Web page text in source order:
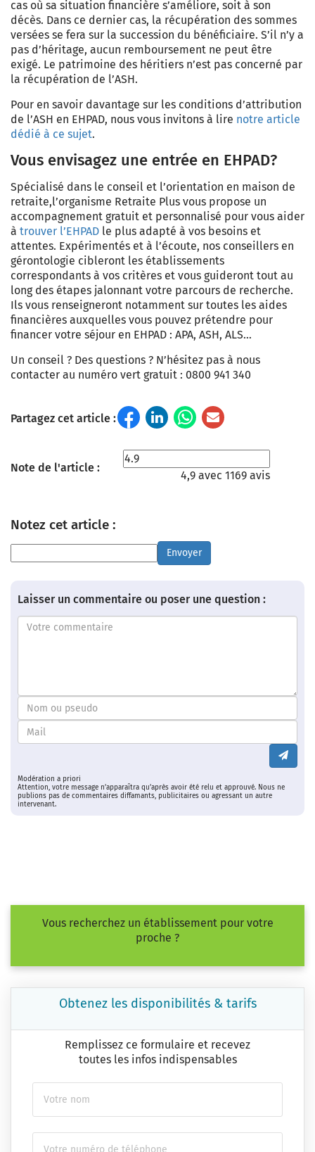
cas où sa situation financière s’améliore, soit à son
décès. Dans ce dernier cas, la récupération des sommes
versées se fera sur la succession du bénéficiaire. S’il n’y a
pas d’héritage, aucun remboursement ne peut être
exigé. Le patrimoine des héritiers n’est pas concerné par
la récupération de l’ASH.
Pour en savoir davantage sur les conditions d’attribution
de l’ASH en EHPAD, nous vous invitons à lire notre article
dédié à ce sujet.
Vous envisagez une entrée en EHPAD?
Spécialisé dans le conseil et l’orientation en maison de
retraite,l’organisme Retraite Plus vous propose un
accompagnement gratuit et personnalisé pour vous aider
à trouver l’EHPAD le plus adapté à vos besoins et
attentes. Expérimentés et à l’écoute, nos conseillers en
gérontologie cibleront les établissements
correspondants à vos critères et vous guideront tout au
long des étapes jalonnant votre parcours de recherche.
Ils vous renseigneront notamment sur toutes les aides
financières auxquelles vous pouvez prétendre pour
financer votre séjour en EHPAD : APA, ASH, ALS…
Un conseil ? Des questions ? N’hésitez pas à nous
contacter au numéro vert gratuit : 0800 941 340
Partagez cet article :
Note de l'article :
4,9 avec 1169 avis
Notez cet article :
Envoyer
Laisser un commentaire ou poser une question :
Modération a priori
Attention, votre message n’apparaîtra qu’après avoir été relu et approuvé. Nous ne
publions pas de commentaires diffamants, publicitaires ou agressant un autre
intervenant.
Vous recherchez un établissement pour votre
proche ?
Obtenez les disponibilités & tarifs
Remplissez ce formulaire et recevez
toutes les infos indispensables